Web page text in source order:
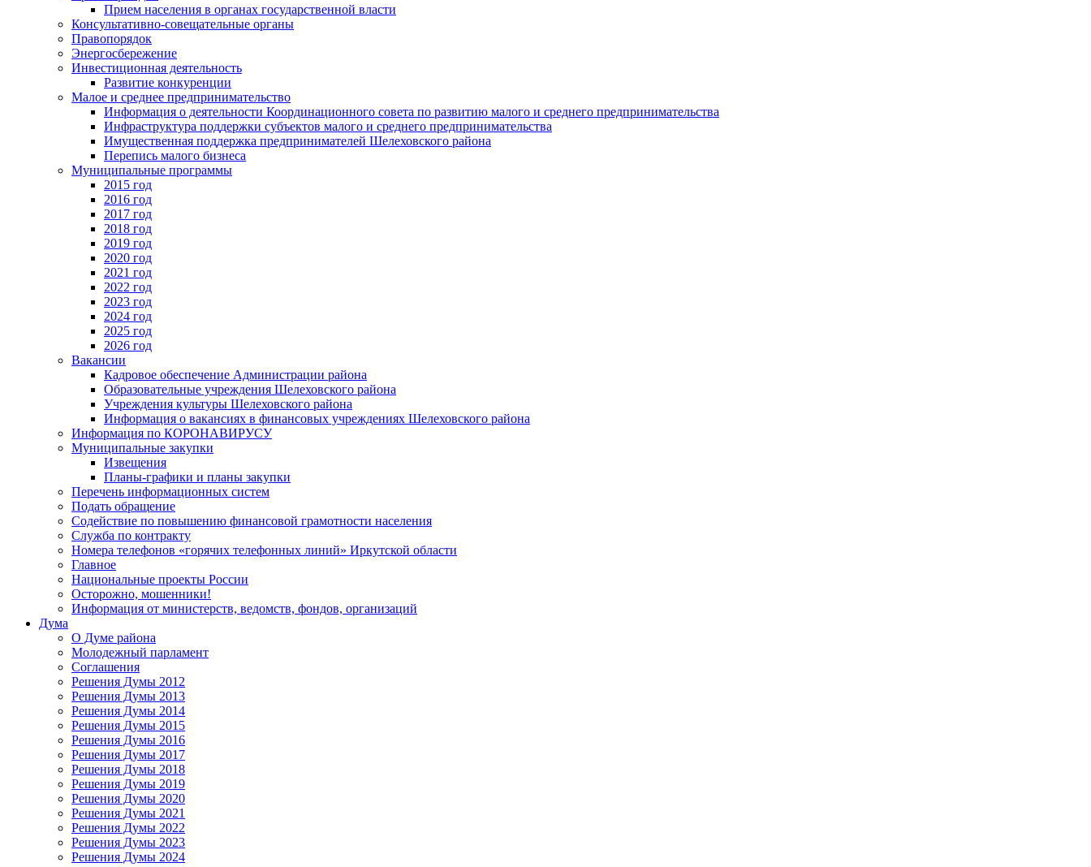
Прием населения в органах государственной власти
Консультативно-совещательные органы
Правопорядок
Энергосбережение
Инвестиционная деятельность
Развитие конкуренции
Малое и среднее предпринимательство
Информация о деятельности Координационного совета по развитию малого и среднего предпринимательства
Инфраструктура поддержки субъектов малого и среднего предпринимательства
Имущественная поддержка предпринимателей Шелеховского района
Перепись малого бизнеса
Муниципальные программы
2015 год
2016 год
2017 год
2018 год
2019 год
2020 год
2021 год
2022 год
2023 год
2024 год
2025 год
2026 год
Вакансии
Кадровое обеспечение Администрации района
Образовательные учреждения Шелеховского района
Учреждения культуры Шелеховского района
Информация о вакансиях в финансовых учреждениях Шелеховского района
Информация по КОРОНАВИРУСУ
Муниципальные закупки
Извещения
Планы-графики и планы закупки
Перечень информационных систем
Подать обращение
Содействие по повышению финансовой грамотности населения
Служба по контракту
Номера телефонов «горячих телефонных линий» Иркутской области
Главное
Национальные проекты России
Осторожно, мошенники!
Информация от министерств, ведомств, фондов, организаций
Дума
О Думе района
Молодежный парламент
Соглашения
Решения Думы 2012
Решения Думы 2013
Решения Думы 2014
Решения Думы 2015
Решения Думы 2016
Решения Думы 2017
Решения Думы 2018
Решения Думы 2019
Решения Думы 2020
Решения Думы 2021
Решения Думы 2022
Решения Думы 2023
Решения Думы 2024